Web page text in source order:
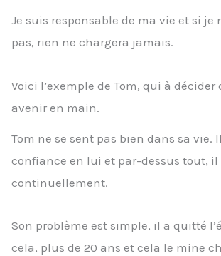
Je suis responsable de ma vie et si je
pas, rien ne chargera jamais.
Voici l’exemple de Tom, qui à décider
avenir en main.
Tom ne se sent pas bien dans sa vie.
confiance en lui et par-dessus tout, il
continuellement.
Son problème est simple, il a quitté
cela, plus de 20 ans et cela le mine